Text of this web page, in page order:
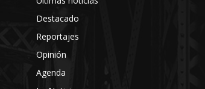
Destacado
Reportajes
Opinión
Agenda